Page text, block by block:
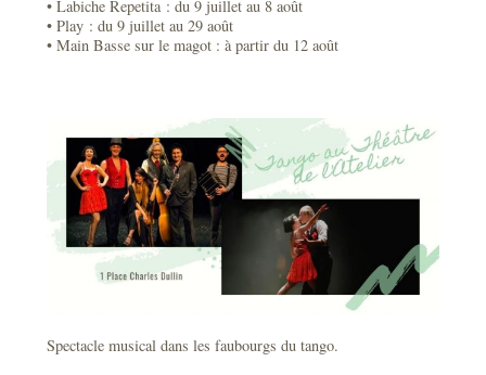
• Labiche Repetita : du 9 juillet au 8 août
• Play : du 9 juillet au 29 août
• Main Basse sur le magot : à partir du 12 août
Spectacle musical dans les faubourgs du tango.